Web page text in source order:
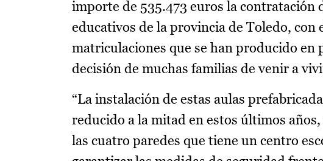
importe de 535.473 euros la contratación
educativos de la provincia de Toledo,
matriculaciones que se han producido
decisión de muchas familias de venir a
“La instalación de estas aulas
reducido a la mitad en estos últimos
las cuatro paredes que tiene un centro